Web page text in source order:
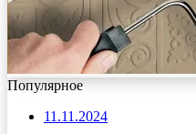
Популярное
11.11.2024